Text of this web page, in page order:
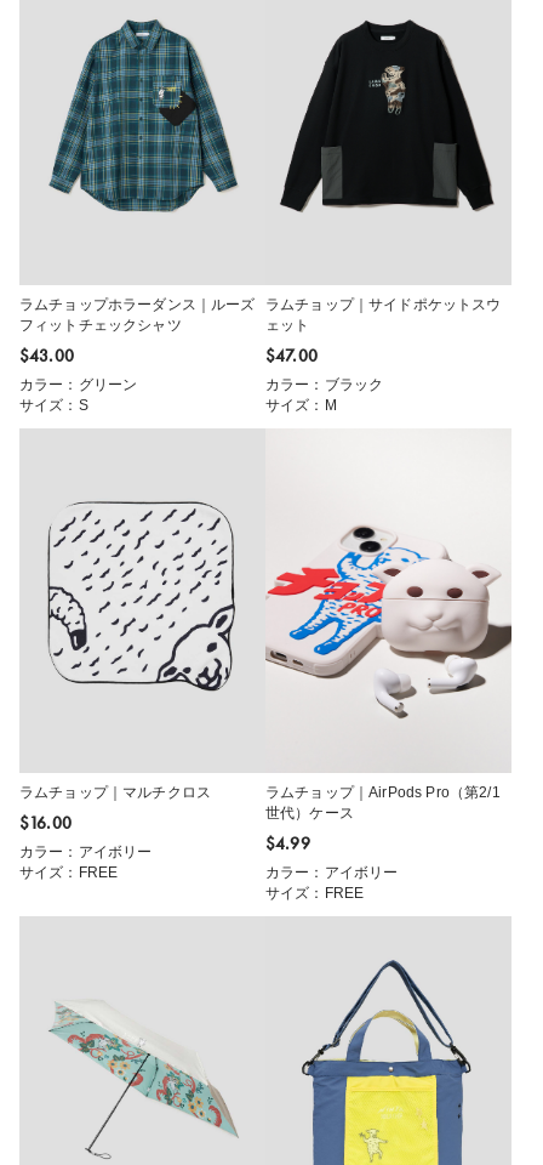
ラムチョップホラーダンス｜ルーズ
フィットチェックシャツ
$‌43.00
カラー：グリーン
サイズ：S
ラムチョップ｜サイドポケットスウ
ェット
$‌47.00
カラー：ブラック
サイズ：M
ラムチョップ｜マルチクロス
$‌16.00
カラー：アイボリー
サイズ：FREE
ラムチョップ｜AirPods Pro（第2/1
世代）ケース
$‌4.99
カラー：アイボリー
サイズ：FREE